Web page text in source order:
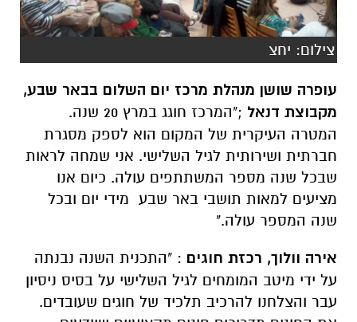
עופרה שושן מנהלת מרכז יום השלום בבאר שבע,
מקבוצת דנאל
;"המרכז חוגג במרץ 20 שנה.
המטרה העיקרית של המקום הוא לספק מסגרת
שבכל שנה מספר המשתתפים עולה. כיום אנו
מציעים למאות תושבי באר שבע מידי יום ובכל
שנה המספר עולה."
אירה וולוך, רכזת חוגים : "התכנית השנה נבנתה
על ידי מיטב המומחים לגיל השלישי על בסיס ניסיון
עבר והצלחנו להרכיב תלכיד של חוגים שעובדים.
להתאים את התכנים לגיל השלישי."
רחל לוי(72) תושב העיר מזה 30 שנה מספרת
:"אני